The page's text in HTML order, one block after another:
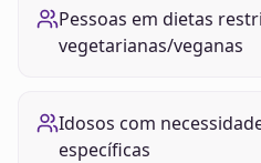
Pessoas em dietas
vegetarianas/veganas
Idosos com
específicas